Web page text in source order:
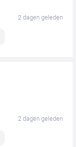
2 dagen geleden
2 dagen geleden